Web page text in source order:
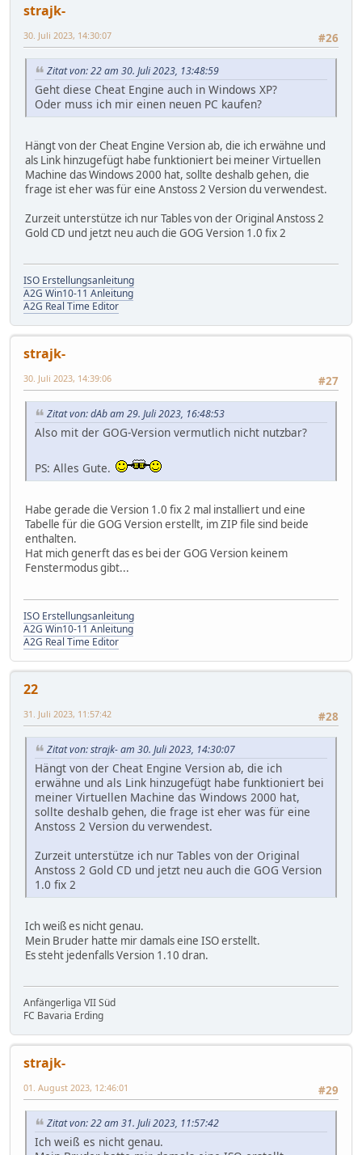
strajk-
#26
30. Juli 2023, 14:30:07
Zitat von: 22 am 30. Juli 2023, 13:48:59
Geht diese Cheat Engine auch in Windows XP?
Oder muss ich mir einen neuen PC kaufen?
Hängt von der Cheat Engine Version ab, die ich erwähne und
als Link hinzugefügt habe funktioniert bei meiner Virtuellen
Machine das Windows 2000 hat, sollte deshalb gehen, die
frage ist eher was für eine Anstoss 2 Version du verwendest.
Zurzeit unterstütze ich nur Tables von der Original Anstoss 2
Gold CD und jetzt neu auch die GOG Version 1.0 fix 2
ISO Erstellungsanleitung
A2G Win10-11 Anleitung
A2G Real Time Editor
strajk-
#27
30. Juli 2023, 14:39:06
Zitat von: dAb am 29. Juli 2023, 16:48:53
Also mit der GOG-Version vermutlich nicht nutzbar?
PS: Alles Gute.
Habe gerade die Version 1.0 fix 2 mal installiert und eine
Tabelle für die GOG Version erstellt, im ZIP file sind beide
enthalten.
Hat mich generft das es bei der GOG Version keinem
Fenstermodus gibt...
ISO Erstellungsanleitung
A2G Win10-11 Anleitung
A2G Real Time Editor
22
#28
31. Juli 2023, 11:57:42
Zitat von: strajk- am 30. Juli 2023, 14:30:07
Hängt von der Cheat Engine Version ab, die ich
erwähne und als Link hinzugefügt habe funktioniert bei
meiner Virtuellen Machine das Windows 2000 hat,
sollte deshalb gehen, die frage ist eher was für eine
Anstoss 2 Version du verwendest.
Zurzeit unterstütze ich nur Tables von der Original
Anstoss 2 Gold CD und jetzt neu auch die GOG Version
1.0 fix 2
Ich weiß es nicht genau.
Mein Bruder hatte mir damals eine ISO erstellt.
Es steht jedenfalls Version 1.10 dran.
Anfängerliga VII Süd
FC Bavaria Erding
strajk-
#29
01. August 2023, 12:46:01
Zitat von: 22 am 31. Juli 2023, 11:57:42
Ich weiß es nicht genau.